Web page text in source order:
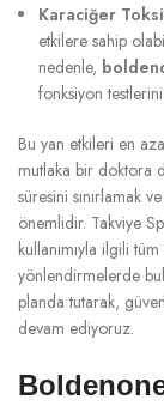
Karaciğer
etkilere sahip
nedenle,
fonksiyon
Bu yan etkileri en
mutlaka bir doktora
süresini sınırlamak
önemlidir. Takviye
kullanımıyla ilgili
yönlendirmelerde
planda tutarak,
devam ediyoruz.